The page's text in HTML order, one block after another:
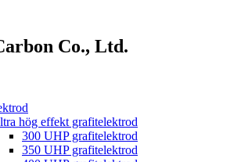
Co., Ltd.
hög effekt grafitelektrod
300 UHP grafitelektrod
350 UHP grafitelektrod